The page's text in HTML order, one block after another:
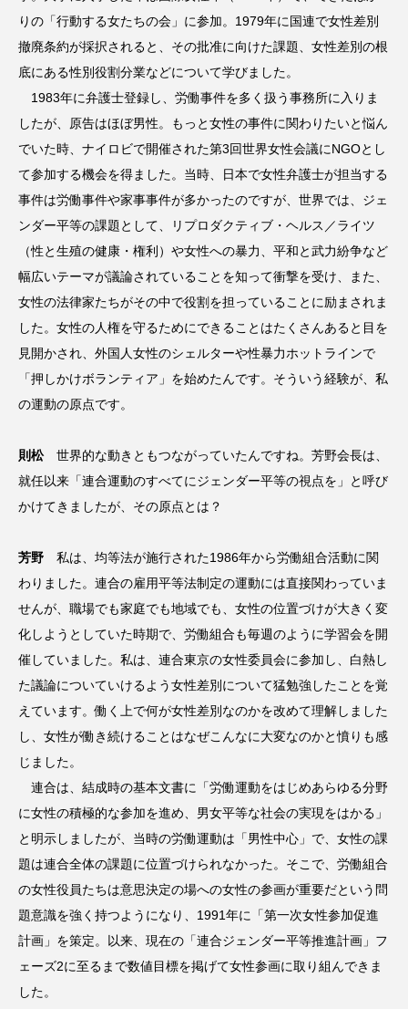
りの「行動する女たちの会」に参加。1979年に国連で女性差別
撤廃条約が採択されると、その批准に向けた課題、女性差別の根
底にある性別役割分業などについて学びました。
1983年に弁護士登録し、労働事件を多く扱う事務所に入りま
したが、原告はほぼ男性。もっと女性の事件に関わりたいと悩ん
でいた時、ナイロビで開催された第3回世界女性会議にNGOとし
て参加する機会を得ました。当時、日本で女性弁護士が担当する
事件は労働事件や家事事件が多かったのですが、世界では、ジェ
ンダー平等の課題として、リプロダクティブ・ヘルス／ライツ
（性と生殖の健康・権利）や女性への暴力、平和と武力紛争など
幅広いテーマが議論されていることを知って衝撃を受け、また、
女性の法律家たちがその中で役割を担っていることに励まされま
した。女性の人権を守るためにできることはたくさんあると目を
見開かされ、外国人女性のシェルターや性暴力ホットラインで
「押しかけボランティア」を始めたんです。そういう経験が、私
の運動の原点です。
則松世界的な動きともつながっていたんですね。芳野会長は、
就任以来「連合運動のすべてにジェンダー平等の視点を」と呼び
かけてきましたが、その原点とは？
芳野 私は、均等法が施行された1986年から労働組合活動に関
わりました。連合の雇用平等法制定の運動には直接関わっていま
せんが、職場でも家庭でも地域でも、女性の位置づけが大きく変
化しようとしていた時期で、労働組合も毎週のように学習会を開
催していました。私は、連合東京の女性委員会に参加し、白熱し
た議論についていけるよう女性差別について猛勉強したことを覚
えています。働く上で何が女性差別なのかを改めて理解しました
し、女性が働き続けることはなぜこんなに大変なのかと憤りも感
じました。
連合は、結成時の基本文書に「労働運動をはじめあらゆる分野
に女性の積極的な参加を進め、男女平等な社会の実現をはかる」
と明示しましたが、当時の労働運動は「男性中心」で、女性の課
題は連合全体の課題に位置づけられなかった。そこで、労働組合
の女性役員たちは意思決定の場への女性の参画が重要だという問
題意識を強く持つようになり、1991年に「第一次女性参加促進
計画」を策定。以来、現在の「連合ジェンダー平等推進計画」フ
ェーズ2に至るまで数値目標を掲げて女性参画に取り組んできま
した。